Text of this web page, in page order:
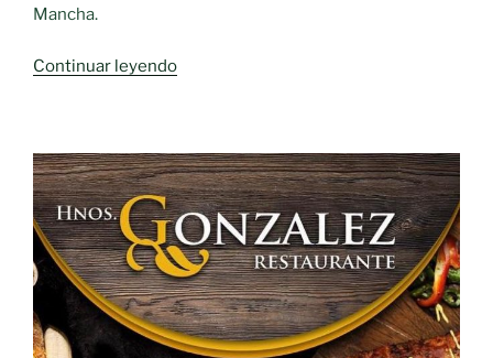
Mancha.
Continuar leyendo«Desde
13
de
octubre,
CMM
y
la
Consejería